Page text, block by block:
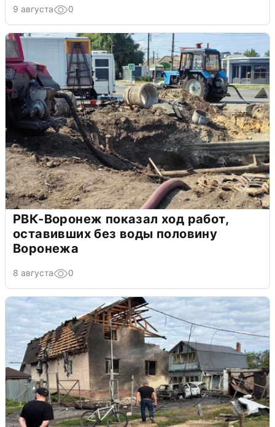
9 августа 0
РВК-Воронеж показал ход работ,
оставивших без воды половину
Воронежа
8 августа 0